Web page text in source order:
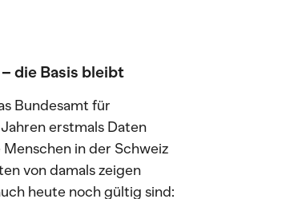
die Basis bleibt
Bundesamt für
erstmals Daten
in der Schweiz
von damals zeigen
heute noch gültig sind: